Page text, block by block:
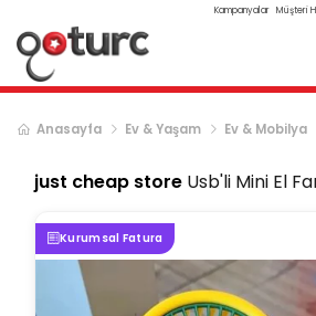
Kampanyalar Müşteri
Anasayfa Ev & Yaşam Ev & Mobilya
just cheap store Usb'li Mini El
Kurumsal Fatura